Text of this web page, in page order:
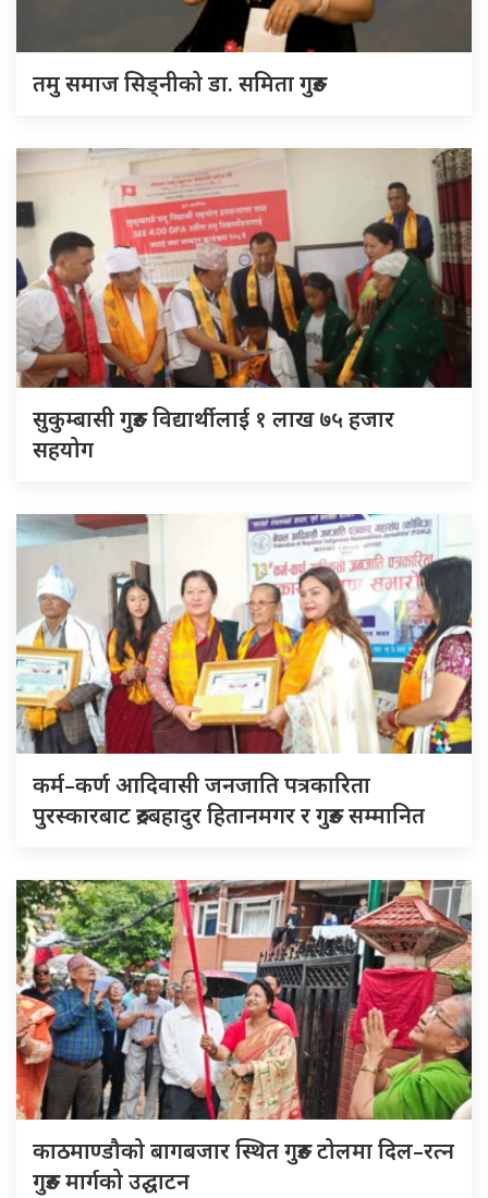
तमु समाज सिड्नीको डा. समिता गुरुङ
सुकुम्बासी गुरुङ विद्यार्थीलाई १ लाख ७५ हजार
सहयोग
कर्म–कर्ण आदिवासी जनजाति पत्रकारिता
पुरस्कारबाट रुद्रबहादुर हितानमगर र गुरुङ सम्मानित
काठमाण्डौको बागबजार स्थित गुरुङ टोलमा दिल–रत्न
गुरुङ मार्गको उद्घाटन